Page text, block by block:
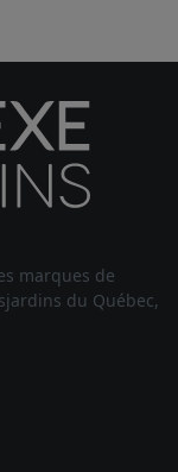
marques de
du Québec,